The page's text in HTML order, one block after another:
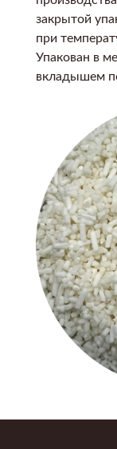
закрытой
при
Упакован в
вкладышем